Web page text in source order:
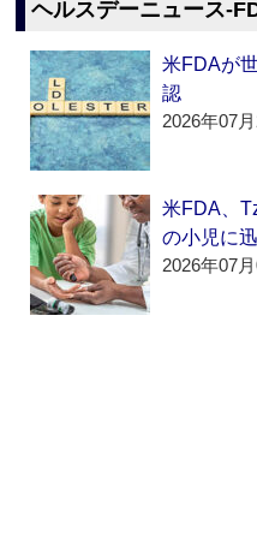
ヘルスデーニュース
米FDAが
認
2026年07
米FDA、
の小児に
2026年07